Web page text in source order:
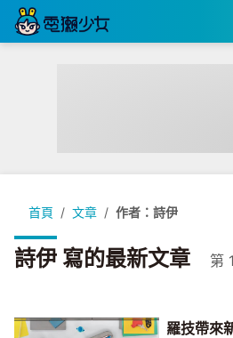
首頁 文章 作者：詩伊
詩伊 寫的最新文章 第
羅技帶來